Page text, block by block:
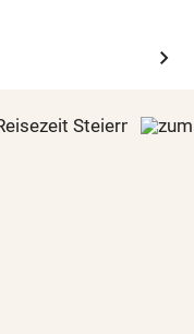
chevron_right